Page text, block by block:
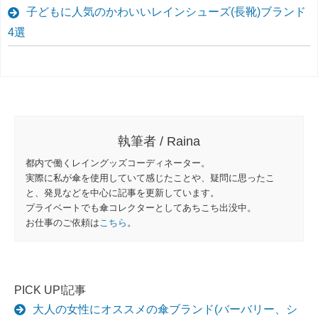
子どもに人気のかわいいレインシューズ(長靴)ブランド
4選
執筆者 / Raina
都内で働くレイングッズコーディネーター。
実際に私が傘を使用していて感じたことや、疑問に思ったこ
と、発見などを中心に記事を更新しています。
プライベートでも傘コレクターとしてあちこち出没中。
お仕事のご依頼は こちら 。
PICK UP!記事
大人の女性にオススメの傘ブランド(バーバリー、シ